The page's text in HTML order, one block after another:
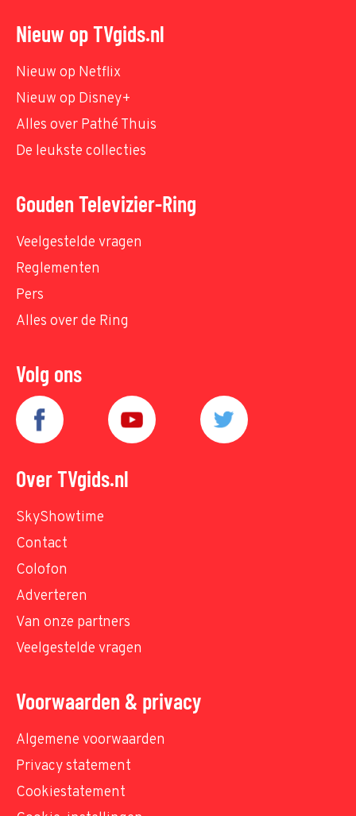
Nieuw op TVgids.nl
Nieuw op Netflix
Nieuw op Disney+
Alles over Pathé Thuis
De leukste collecties
Gouden Televizier-Ring
Veelgestelde vragen
Reglementen
Pers
Alles over de Ring
Volg ons
Over TVgids.nl
SkyShowtime
Contact
Colofon
Adverteren
Van onze partners
Veelgestelde vragen
Voorwaarden & privacy
Algemene voorwaarden
Privacy statement
Cookiestatement